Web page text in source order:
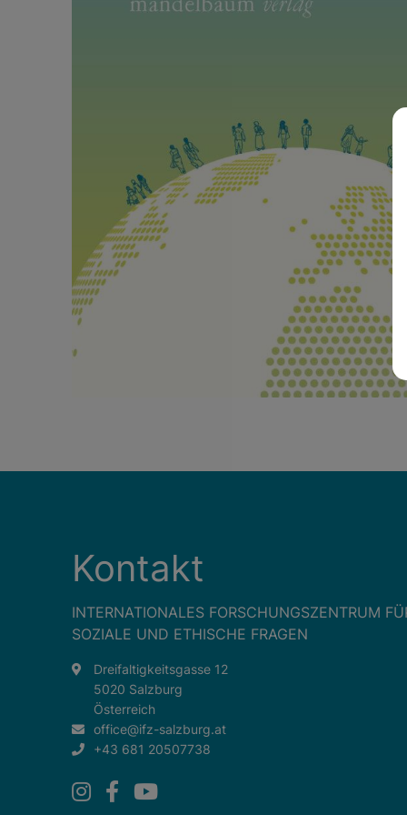
Kontakt
INTERNATIONALES FORSCHUNGSZENTRUM
SOZIALE UND ETHISCHE FRAGEN
Dreifaltigkeitsgasse 12
5020 Salzburg
Österreich
office@ifz-salzburg.at
+43 681 20507738